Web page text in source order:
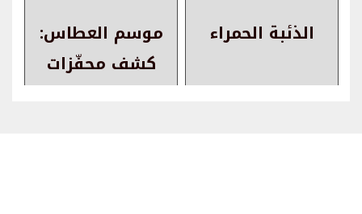
الذئبة الحمراء
موسم العطاس:
كشف محفّزات
حساسية الخريف